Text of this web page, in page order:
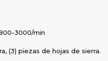
3000/min
(3) piezas de hojas de sierra.